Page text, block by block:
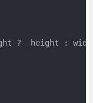
?  height :